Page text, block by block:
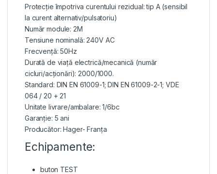
Protecție împotriva curentului rezidual: tip A (sensibil
la curent alternativ/pulsatoriu)
Număr module: 2M
Tensiune nominală: 240V AC
Frecvență: 50Hz
Durată de viață electrică/mecanică (număr
cicluri/acționări): 2000/1000.
Standard: DIN EN 61009-1; DIN EN 61009-2-1; VDE
064 / 20 + 21
Unitate livrare/ambalare: 1/6bc
Garanție: 5 ani
Producător: Hager- Franța
Echipamente:
buton TEST